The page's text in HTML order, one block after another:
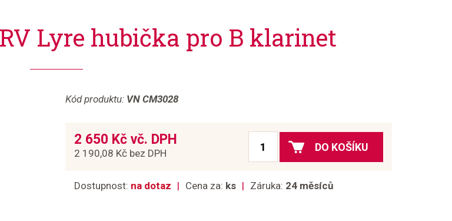
Lyre hubička pro B klarinet
Kód produktu: VN CM3028
2 650 Kč vč. DPH
2 190,08 Kč bez DPH
DO KOŠÍKU
Dostupnost: na dotaz Cena za: ks Záruka: 24 měsíců